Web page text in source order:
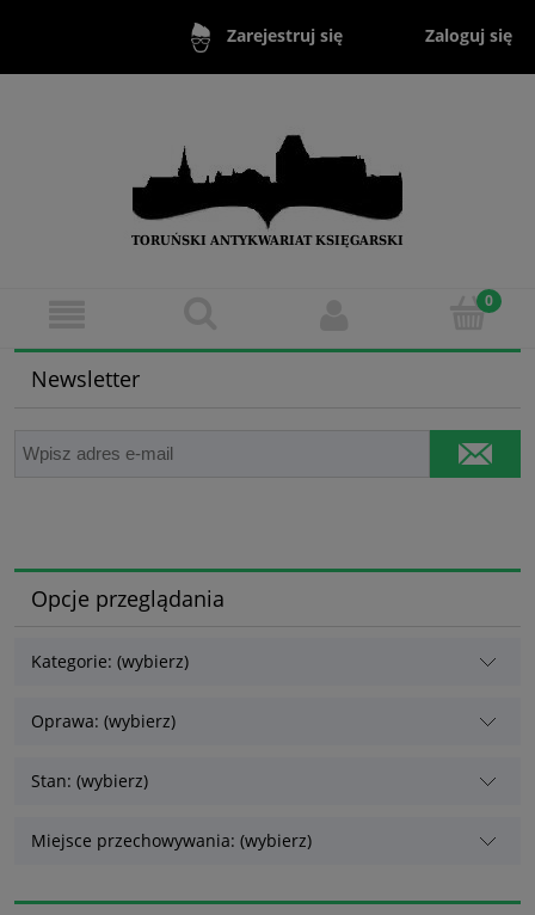
Zarejestruj się Zaloguj się
Newsletter
Opcje przeglądania
Kategorie: (wybierz)
Oprawa: (wybierz)
Stan: (wybierz)
Miejsce przechowywania: (wybierz)